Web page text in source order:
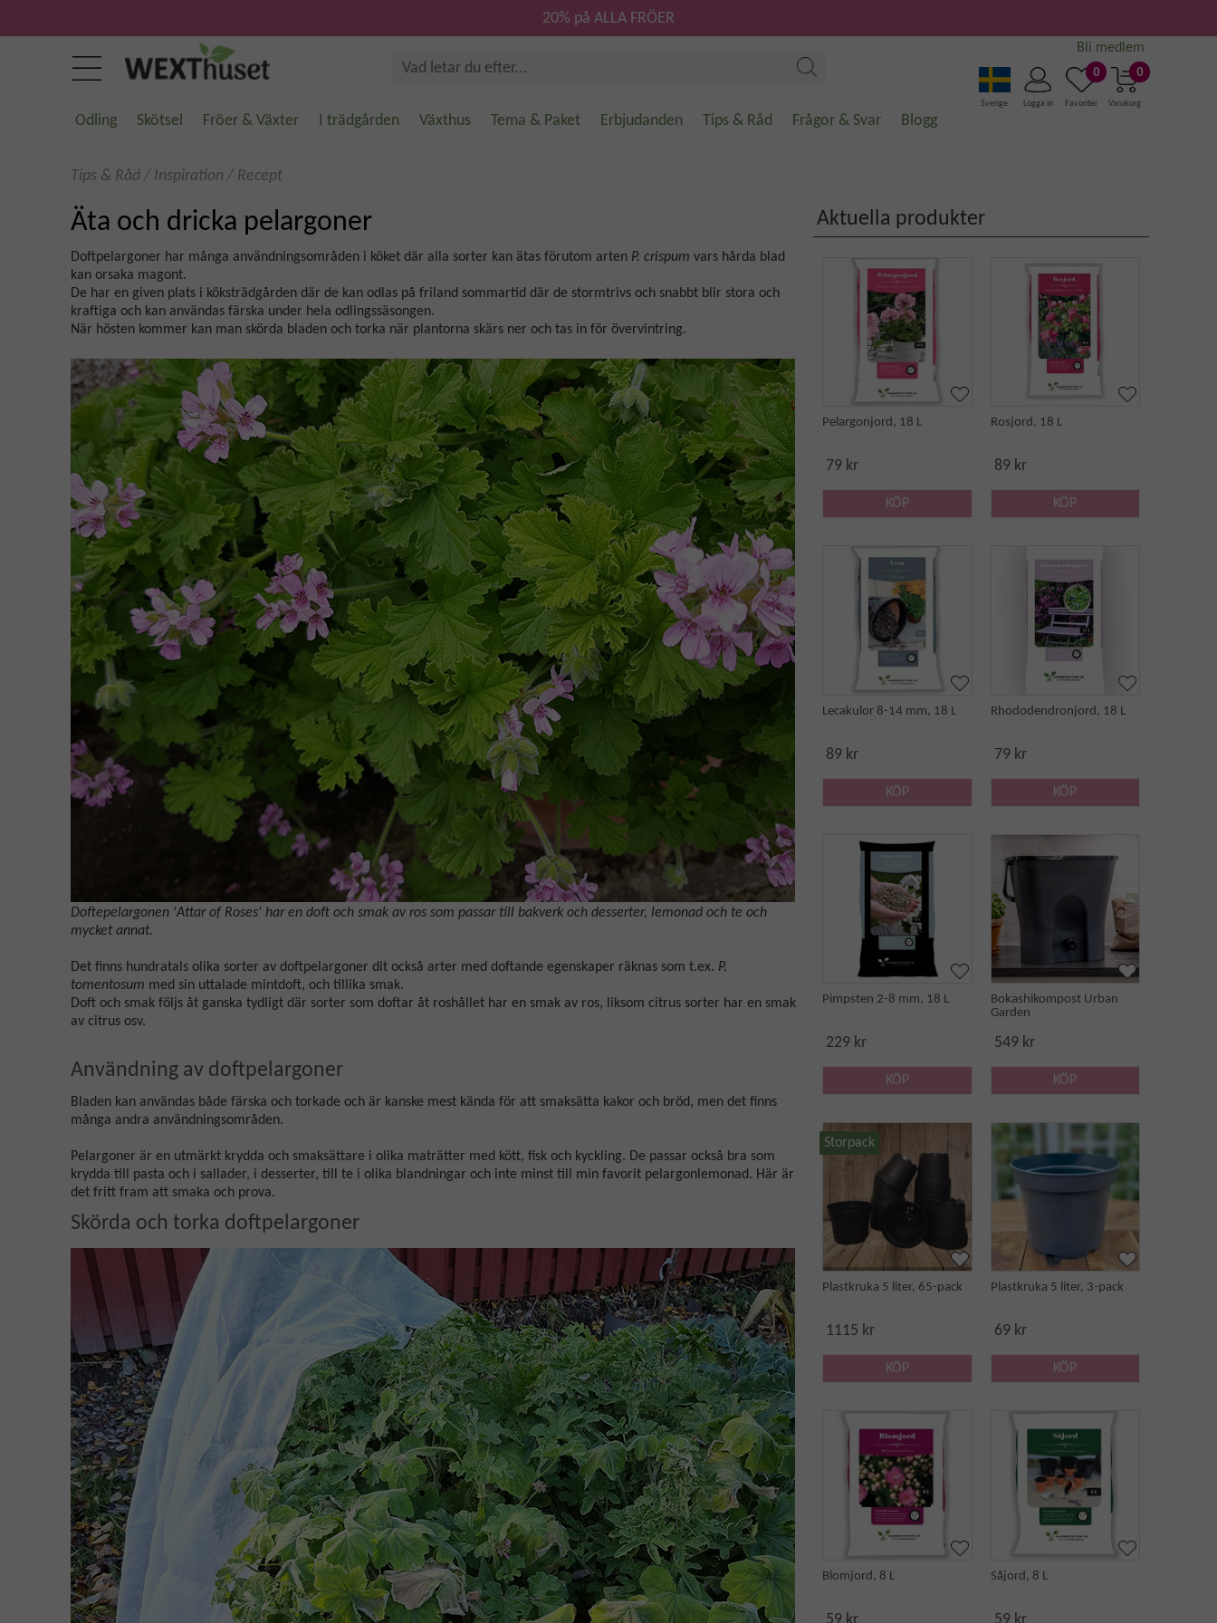
0
Varukorg
0
Favoriter
Logga in
Sverige
Bli medlem
20% på ALLA FRÖER
Odling Skötsel Fröer & Växter I trädgården Växthus Tema & Paket Erbjudanden Tips & Råd Frågor & Svar Blogg
Tips & Råd / Inspiration / Recept
Äta och dricka pelargoner
Doftpelargoner har många användningsområden i köket där alla sorter kan ätas förutom arten P. crispum vars hårda blad
kan orsaka magont.
De har en given plats i köksträdgården där de kan odlas på friland sommartid där de stormtrivs och snabbt blir stora och
kraftiga och kan användas färska under hela odlingssäsongen.
När hösten kommer kan man skörda bladen och torka när plantorna skärs ner och tas in för övervintring.
Doftepelargonen 'Attar of Roses' har en doft och smak av ros som passar till bakverk och desserter, lemonad och te och
mycket annat.
Det finns hundratals olika sorter av doftpelargoner dit också arter med doftande egenskaper räknas som t.ex. P.
tomentosum med sin uttalade mintdoft, och tillika smak.
Doft och smak följs åt ganska tydligt där sorter som doftar åt roshållet har en smak av ros, liksom citrus sorter har en smak
av citrus osv.
Användning av doftpelargoner
Bladen kan användas både färska och torkade och är kanske mest kända för att smaksätta kakor och bröd, men det finns
många andra användningsområden.
Pelargoner är en utmärkt krydda och smaksättare i olika maträtter med kött, fisk och kyckling. De passar också bra som
krydda till pasta och i sallader, i desserter, till te i olika blandningar och inte minst till min favorit pelargonlemonad. Här är
det fritt fram att smaka och prova.
Skörda och torka doftpelargoner
Aktuella produkter
Pelargonjord, 18 L
79 kr
KÖP
Rosjord, 18 L
89 kr
KÖP
Lecakulor 8-14 mm, 18 L
89 kr
KÖP
Rhododendronjord, 18 L
79 kr
KÖP
Pimpsten 2-8 mm, 18 L
229 kr
KÖP
Bokashikompost Urban
Garden
549 kr
KÖP
Storpack
Plastkruka 5 liter, 65-pack
1115 kr
KÖP
Plastkruka 5 liter, 3-pack
69 kr
KÖP
Blomjord, 8 L Såjord, 8 L